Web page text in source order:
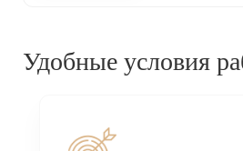
Удобные условия